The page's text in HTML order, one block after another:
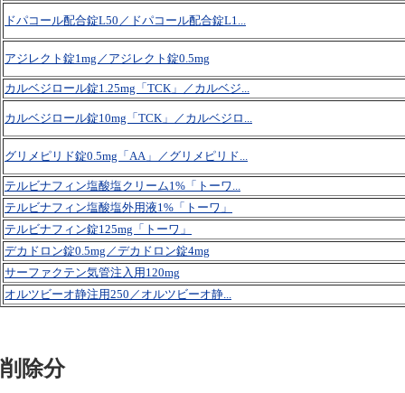
ドパコール配合錠L50／ドパコール配合錠L1...
アジレクト錠1mg／アジレクト錠0.5mg
カルベジロール錠1.25mg「TCK」／カルベジ...
カルベジロール錠10mg「TCK」／カルベジロ...
グリメピリド錠0.5mg「AA」／グリメピリド...
テルビナフィン塩酸塩クリーム1%「トーワ...
テルビナフィン塩酸塩外用液1%「トーワ」
テルビナフィン錠125mg「トーワ」
デカドロン錠0.5mg／デカドロン錠4mg
サーファクテン気管注入用120mg
オルツビーオ静注用250／オルツビーオ静...
削除分